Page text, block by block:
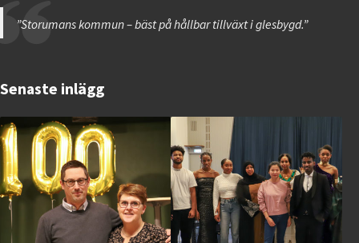
”Storumans kommun – bäst på hållbar tillväxt i glesbygd.”
Senaste inlägg